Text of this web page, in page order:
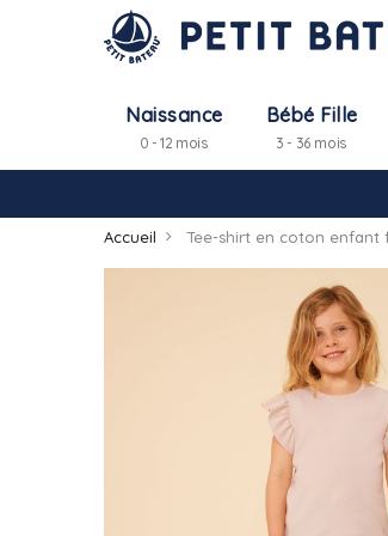
Naissance
0 - 12 mois
Bébé Fille
3 - 36 mois
Accueil Tee-shirt en coton enfant